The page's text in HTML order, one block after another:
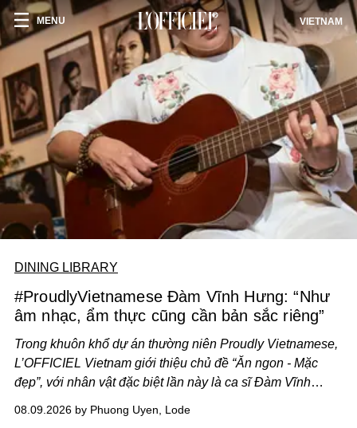
MENU VIETNAM
DINING LIBRARY
#ProudlyVietnamese Đàm Vĩnh Hưng: “Như
âm nhạc, ẩm thực cũng cần bản sắc riêng”
Trong khuôn khổ dự án thường niên Proudly Vietnamese,
L’OFFICIEL Vietnam giới thiệu chủ đề “Ăn ngon - Mặc
đẹp”, với nhân vật đặc biệt lần này là ca sĩ Đàm Vĩnh
Cà Phê Cà Pháo mang dấu ấn Indochine hoài niệm, thu
08.09.2026 by Phuong Uyen, Lode